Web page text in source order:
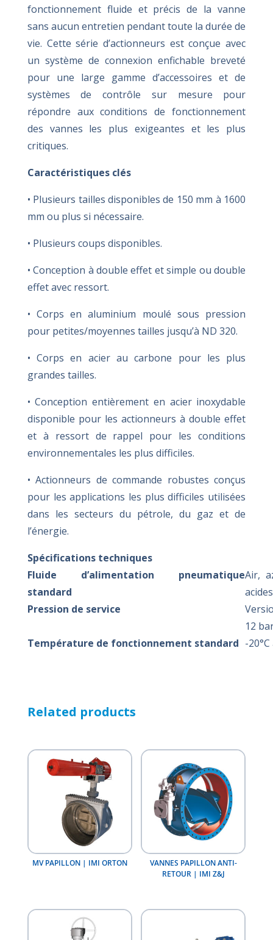
fonctionnement fluide et précis de la vanne
sans aucun entretien pendant toute la durée de
vie. Cette série d’actionneurs est conçue avec
un système de connexion enfichable breveté
pour une large gamme d’accessoires et de
systèmes de contrôle sur mesure pour
répondre aux conditions de fonctionnement
des vannes les plus exigeantes et les plus
critiques.
Caractéristiques clés
• Plusieurs tailles disponibles de 150 mm à 1600
mm ou plus si nécessaire.
• Plusieurs coups disponibles.
• Conception à double effet et simple ou double
effet avec ressort.
• Corps en aluminium moulé sous pression
pour petites/moyennes tailles jusqu’à ND 320.
• Corps en acier au carbone pour les plus
grandes tailles.
•Conception entièrement en acier inoxydable
disponible pour les actionneurs à double effet
et à ressort de rappel pour les conditions
environnementales les plus difficiles.
•Actionneurs de commande robustes conçus
pour les applications les plus difficiles utilisées
dans les secteurs du pétrole, du gaz et de
l’énergie.
Spécifications techniques
Fluide d’alimentation pneumatique
standard
Air,
Pression de service
12
Température de fonctionnement standard -
Related products
MV PAPILLON | IMI ORTON
VANNES PAPILLON ANTI-
RETOUR | IMI Z&J